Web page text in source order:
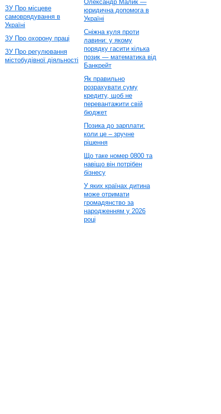
ЗУ Про місцеве
самоврядування в
Україні
ЗУ Про охорону праці
ЗУ Про регулювання
містобудівної діяльності
Олександр Малик —
юридична допомога в
Україні
Сніжна куля проти
лавини: у якому
порядку гасити кілька
позик — математика від
Банкрейт
Як правильно
розрахувати суму
кредиту, щоб не
перевантажити свій
бюджет
Позика до зарплати:
коли це – зручне
рішення
Що таке номер 0800 та
навіщо він потрібен
бізнесу
У яких країнах дитина
може отримати
громадянство за
народженням у 2026
році